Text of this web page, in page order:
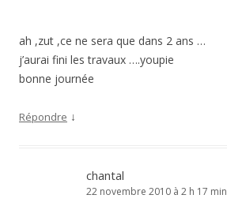
ah ,zut ,ce ne sera que dans 2 ans …
j’aurai fini les travaux ….youpie
bonne journée
Répondre ↓
chantal
22 novembre 2010 à 2 h 17 min